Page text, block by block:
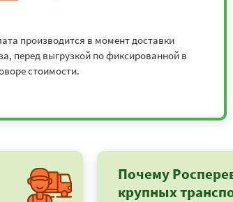
производится в момент доставки
перед выгрузкой по фиксированной в
стоимости.
Почему
крупных